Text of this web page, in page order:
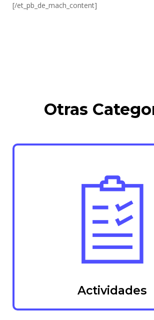
[/et_pb_de_mach_content]
Otras
Actividades